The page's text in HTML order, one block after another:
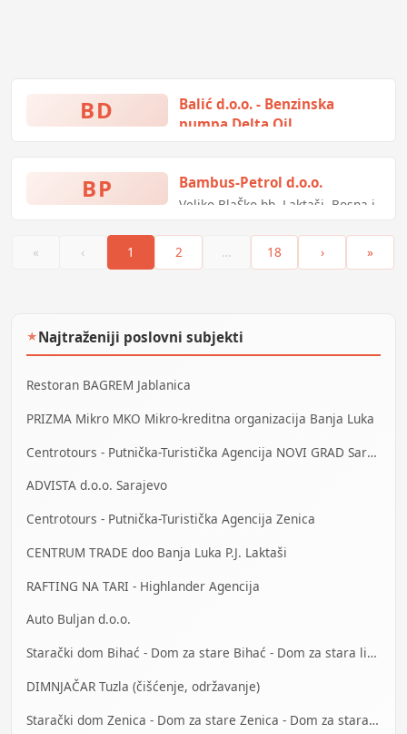
BD
Balić d.o.o. - Benzinska
pumpa Delta Oil
BP Bambus-Petrol d.o.o.
Veliko BlaŠko bb, Laktaši, Bosna i
«
‹ 1 2 … 18 › »
★Najtraženiji poslovni subjekti
Restoran BAGREM Jablanica
PRIZMA Mikro MKO Mikro-kreditna organizacija Banja Luka
Centrotours - Putnička-Turistička Agencija NOVI GRAD Sarajevo
ADVISTA d.o.o. Sarajevo
Centrotours - Putnička-Turistička Agencija Zenica
CENTRUM TRADE doo Banja Luka P.J. Laktaši
RAFTING NA TARI - Highlander Agencija
Auto Buljan d.o.o.
Starački dom Bihać - Dom za stare Bihać - Dom za stara lica Bihać
DIMNJAČAR Tuzla (čišćenje, održavanje)
Starački dom Zenica - Dom za stare Zenica - Dom za stara lica Zenica